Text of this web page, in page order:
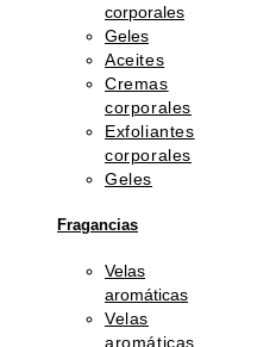
corporales
Geles
Aceites
Cremas
corporales
Exfoliantes
corporales
Geles
Fragancias
Velas
aromáticas
Velas
aromáticas